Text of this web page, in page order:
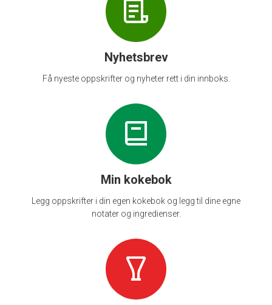
Nyhetsbrev
Få nyeste oppskrifter og nyheter rett i din innboks.
Min kokebok
Legg oppskrifter i din egen kokebok og legg til dine egne
notater og ingredienser.